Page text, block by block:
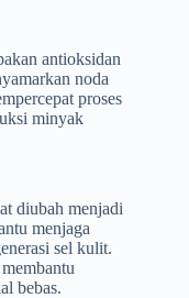
antioksidan
noda
proses
minyak
diubah menjadi
menjaga
sel kulit.
bebas.